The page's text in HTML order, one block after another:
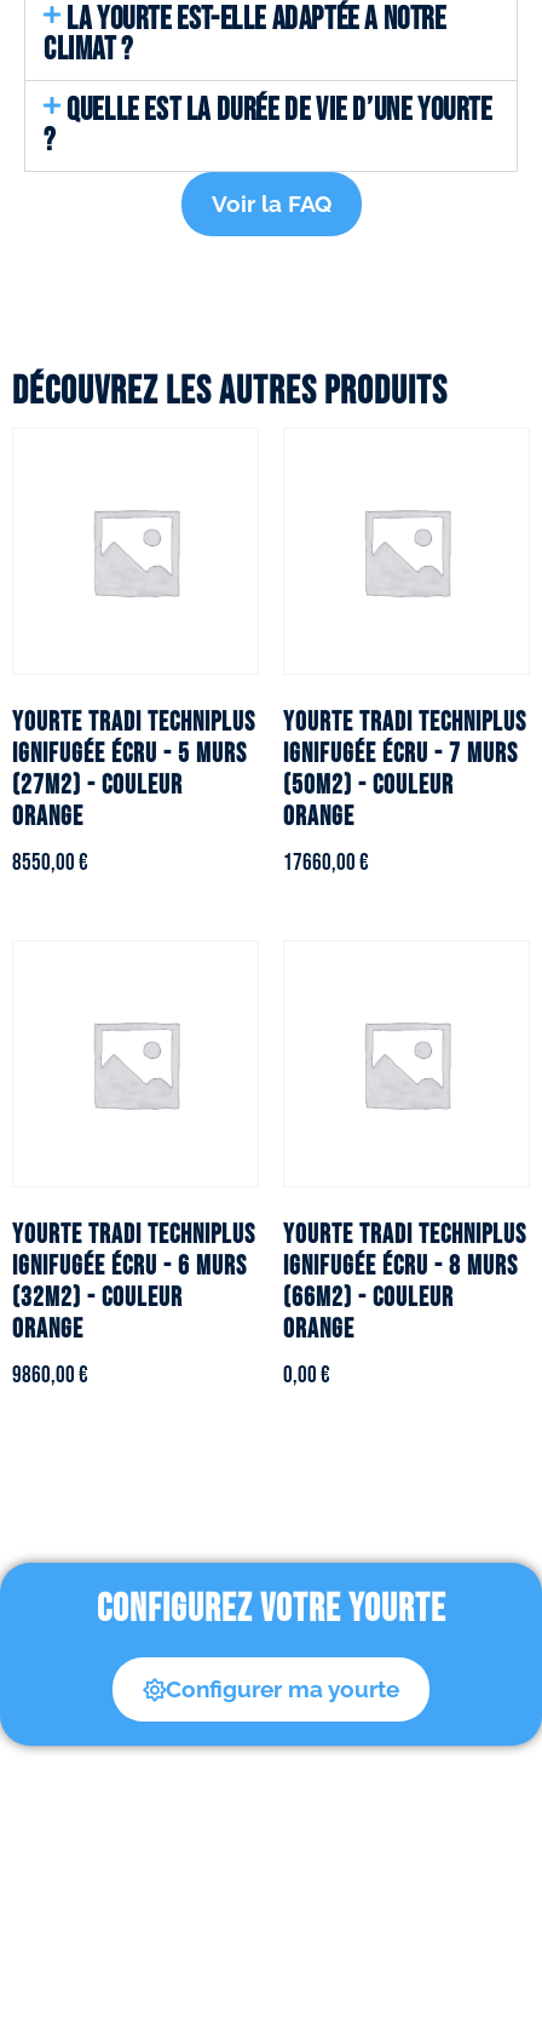
LA YOURTE EST-ELLE ADAPTÉE A NOTRE
CLIMAT ?
QUELLE EST LA DURÉE DE VIE D’UNE YOURTE
?
Voir la FAQ
Découvrez les autres produits
YOURTE TRADI TECHNIPLUS
ignifugée écru - 5 murs
(27m2) - Couleur
orange
8550,00€
YOURTE TRADI TECHNIPLUS
ignifugée écru - 7 murs
(50m2) - Couleur
orange
17660,00€
YOURTE TRADI TECHNIPLUS
ignifugée écru - 6 murs
(32m2) - Couleur
orange
9860,00€
YOURTE TRADI TECHNIPLUS
ignifugée écru - 8 murs
(66m2) - Couleur
orange
0,00€
CONFIGUREZ VOTRE YOURTE
Configurer ma yourte